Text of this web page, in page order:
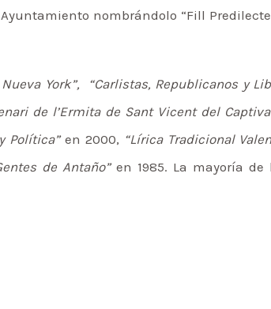
nombrándolo “Fill
York”, “Carlistas, Republicanos y
de l’Ermita de Sant Vicent del
Política”en 2000, “Lírica Tradicional
de Antaño”en 1985. La mayoría de